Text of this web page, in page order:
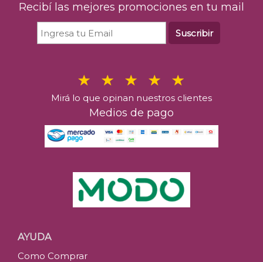
Recibí las mejores promociones en tu mail
Suscribir
Mirá lo que opinan nuestros clientes
Medios de pago
AYUDA
Como Comprar